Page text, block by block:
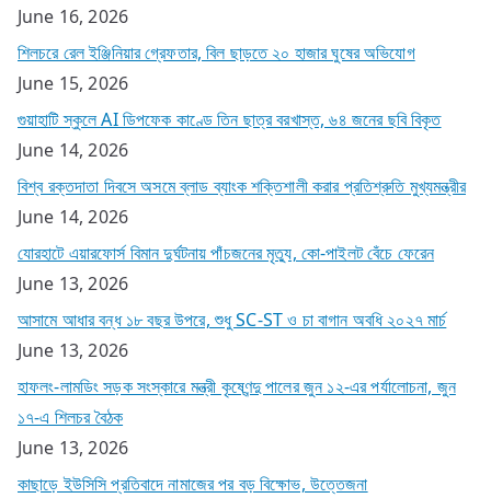
June 16, 2026
শিলচরে রেল ইঞ্জিনিয়ার গ্রেফতার, বিল ছাড়তে ২০ হাজার ঘুষের অভিযোগ
June 15, 2026
গুয়াহাটি স্কুলে AI ডিপফেক কাণ্ডে তিন ছাত্র বরখাস্ত, ৬৪ জনের ছবি বিকৃত
June 14, 2026
বিশ্ব রক্তদাতা দিবসে অসমে ব্লাড ব্যাংক শক্তিশালী করার প্রতিশ্রুতি মুখ্যমন্ত্রীর
June 14, 2026
যোরহাটে এয়ারফোর্স বিমান দুর্ঘটনায় পাঁচজনের মৃত্যু, কো-পাইলট বেঁচে ফেরেন
June 13, 2026
আসামে আধার বন্ধ ১৮ বছর উপরে, শুধু SC-ST ও চা বাগান অবধি ২০২৭ মার্চ
June 13, 2026
হাফলং-লামডিং সড়ক সংস্কারে মন্ত্রী কৃষ্ণেন্দু পালের জুন ১২-এর পর্যালোচনা, জুন
১৭-এ শিলচর বৈঠক
June 13, 2026
কাছাড়ে ইউসিসি প্রতিবাদে নামাজের পর বড় বিক্ষোভ, উত্তেজনা